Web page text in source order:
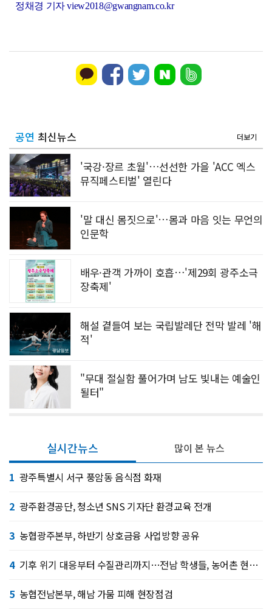
정채경 기자 view2018@gwangnam.co.kr
공연 최신뉴스 더보기
'국강·장르 초월'…선선한 가을 'ACC 엑스
뮤직페스티벌' 열린다
'말 대신 몸짓으로'…몸과 마음 잇는 무언의
인문학
배우·관객 가까이 호흡…'제29회 광주소극
장축제'
해설 곁들여 보는 국립발레단 전막 발레 '해
적'
"무대 절실함 풀어가며 남도 빛내는 예술인
될터"
실시간뉴스
1 광주특별시 서구 풍암동 음식점 화재
2 광주환경공단, 청소년 SNS 기자단 환경교육 전개
3 농협광주본부, 하반기 상호금융 사업방향 공유
4 기후 위기 대응부터 수질관리까지…전남 학생들, 농어촌 현장서 배운다
5 농협전남본부, 해남 가뭄 피해 현장점검
많이 본 뉴스